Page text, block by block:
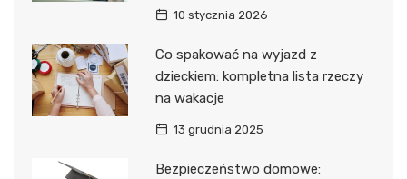
10 stycznia 2026
Co spakować na wyjazd z
dzieckiem: kompletna lista rzeczy
na wakacje
13 grudnia 2025
Bezpieczeństwo domowe: